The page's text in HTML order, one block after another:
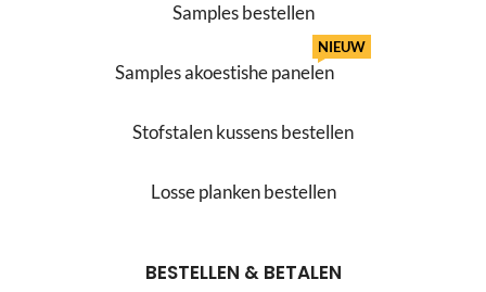
Samples bestellen
Samples akoestishe panelen
NIEUW
Stofstalen kussens bestellen
Losse planken bestellen
BESTELLEN & BETALEN